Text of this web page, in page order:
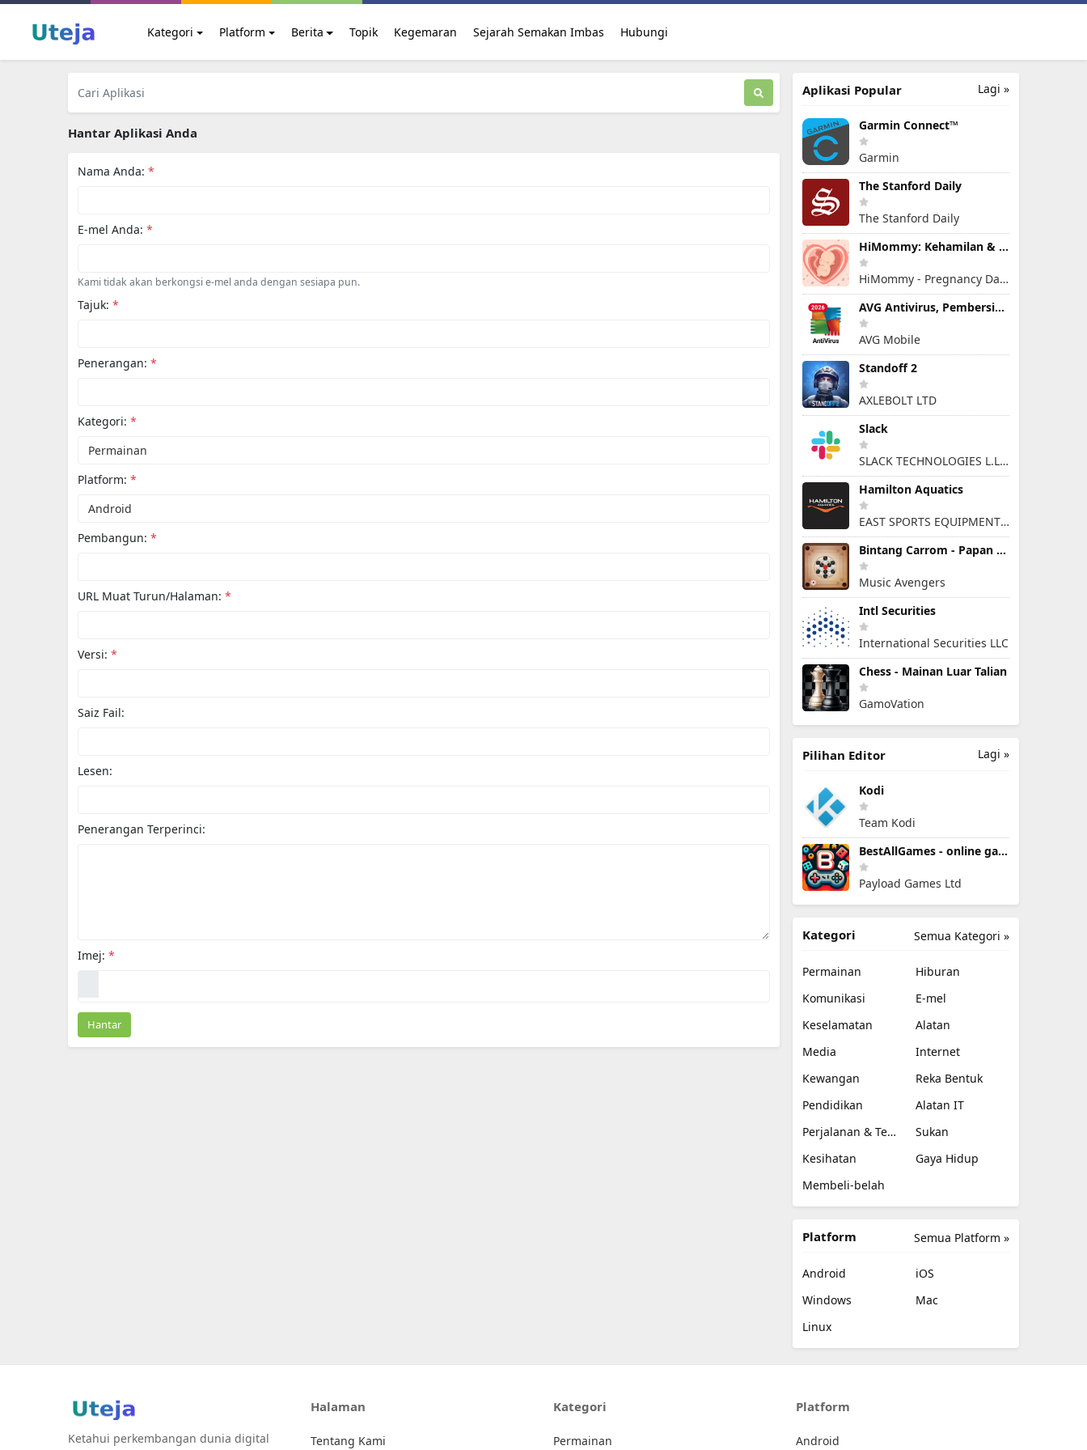
Kategori Platform Berita Topik Kegemaran Sejarah Semakan Imbas Hubungi
Hantar Aplikasi Anda
Nama Anda: *
E-mel Anda: *
Kami tidak akan berkongsi e-mel anda dengan sesiapa pun.
Tajuk: *
Penerangan: *
Kategori: *
Platform: *
Pembangun: *
URL Muat Turun/Halaman: *
Versi: *
Saiz Fail:
Lesen:
Penerangan Terperinci:
Imej: *
Hantar
Lagi »
Aplikasi Popular
Garmin Connect™
Garmin
The Stanford Daily
The Stanford Daily
HiMommy: Kehamilan & kesuburan
HiMommy - Pregnancy Day By Day - Expecting Baby
AVG Antivirus, Pembersih Virus
AVG Mobile
Standoff 2
AXLEBOLT LTD
Slack
SLACK TECHNOLOGIES L.L.C.
Hamilton Aquatics
EAST SPORTS EQUIPMENT ARTICLES & SERVICES L.L.C
Bintang Carrom - Papan Cakera
Music Avengers
Intl Securities
International Securities LLC
Chess - Mainan Luar Talian
GamoVation
Lagi »
Pilihan Editor
Kodi
Team Kodi
BestAllGames - online games
Payload Games Ltd
Semua Kategori »
Kategori
Permainan
Hiburan
Komunikasi
E-mel
Keselamatan
Alatan
Media
Internet
Kewangan
Reka Bentuk
Pendidikan
Alatan IT
Perjalanan & Tempatan
Sukan
Kesihatan
Gaya Hidup
Membeli-belah
Semua Platform »
Platform
Android
iOS
Windows
Mac
Linux
Ketahui perkembangan dunia digital
Halaman
Tentang Kami
Kategori
Permainan
Platform
Android